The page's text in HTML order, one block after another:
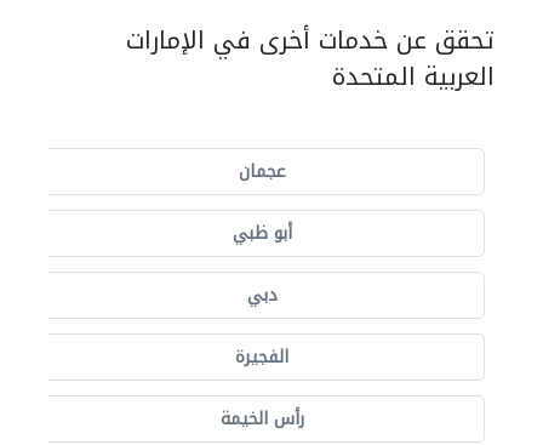
تحقق عن خدمات أخرى في الإمارات
العربية المتحدة
عجمان
أبو ظبي
دبي
الفجيرة
رأس الخيمة